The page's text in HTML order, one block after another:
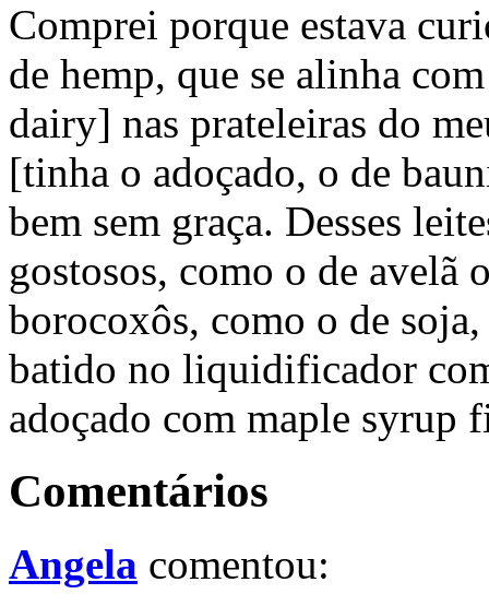
Comprei porque estava
de hemp, que se alinha
dairy] nas prateleiras do
[tinha o adoçado, o de
bem sem graça. Desses
gostosos, como o de avelã
borocoxôs, como o de
batido no liquidificador
adoçado com maple syrup
Comentários
Angela comentou: